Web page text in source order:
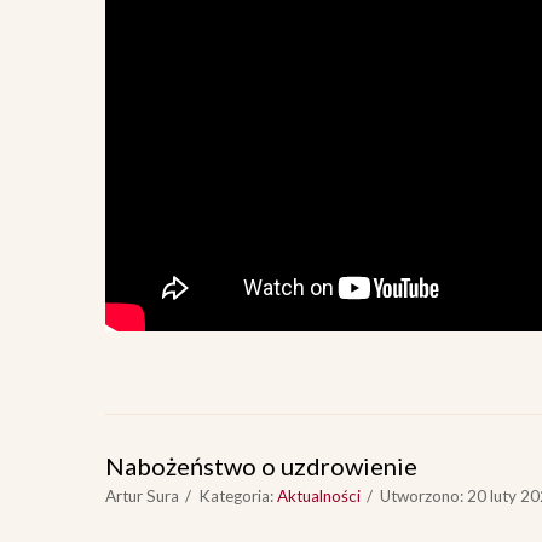
Nabożeństwo o uzdrowienie
Artur Sura Kategoria:Aktualności Utworzono: 20 luty